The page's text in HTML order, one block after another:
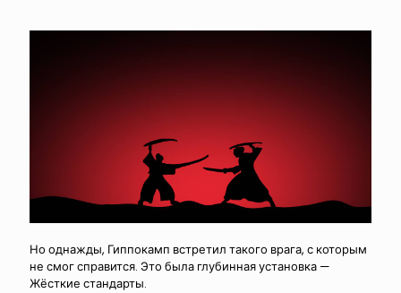
Но однажды, Гиппокамп встретил такого врага, с которым
не смог справится. Это была глубинная установка —
Жёсткие стандарты.